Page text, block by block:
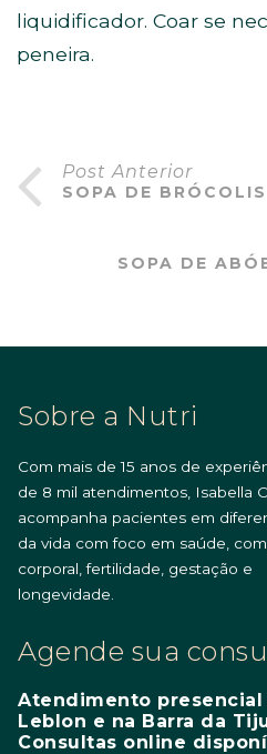
liquidificador. Coar se
peneira.
Post Anterior
SOPA DE
SOPA DE
Sobre a Nutri
Com mais de 15 anos de
de 8 mil atendimentos, Isabella
acompanha pacientes em
da vida com foco em saúde,
corporal, fertilidade, gestação e
longevidade.
Agende sua
Atendimento presencial
Leblon e na Barra da
Consultas online